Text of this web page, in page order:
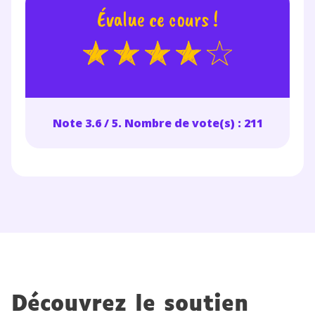
Évalue ce cours !
Note 3.6 / 5. Nombre de vote(s) : 211
Découvrez le soutien